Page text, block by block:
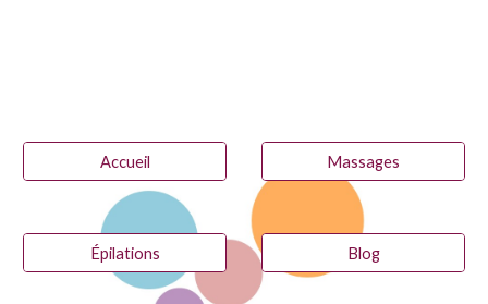
Accueil Massages
Épilations Blog